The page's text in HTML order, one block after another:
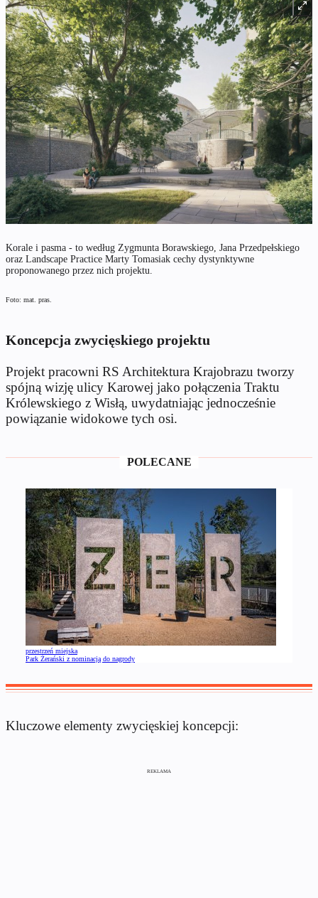
Korale i pasma - to według Zygmunta Borawskiego, Jana Przedpełskiego
oraz Landscape Practice Marty Tomasiak cechy dystynktywne
proponowanego przez nich projektu.
Foto: mat. pras.
Koncepcja zwycięskiego projektu
Projekt pracowni RS Architektura Krajobrazu tworzy
spójną wizję ulicy Karowej jako połączenia Traktu
Królewskiego z Wisłą, uwydatniając jednocześnie
powiązanie widokowe tych osi.
POLECANE
przestrzeń miejska
Park Żerański z nominacją do nagrody
Kluczowe elementy zwycięskiej koncepcji:
REKLAMA